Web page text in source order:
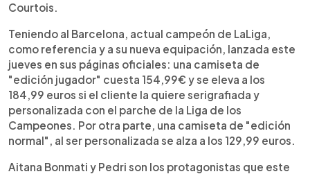
Courtois.
Teniendo al Barcelona, actual campeón de LaLiga,
como referencia y a su nueva equipación, lanzada este
jueves en sus páginas oficiales: una camiseta de
"edición jugador" cuesta 154,99€ y se eleva a los
184,99 euros si el cliente la quiere serigrafiada y
personalizada con el parche de la Liga de los
Campeones. Por otra parte, una camiseta de "edición
normal", al ser personalizada se alza a los 129,99 euros.
Aitana Bonmati y Pedri son los protagonistas que este